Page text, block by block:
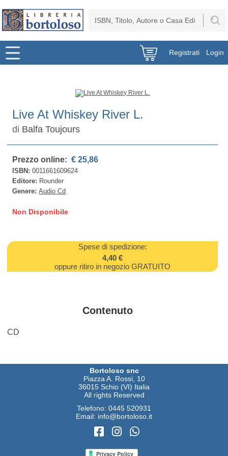
Registrati Login
Live At Whiskey River L.
di Balfa Toujours
Prezzo online: € 25,86
ISBN:0011661609624
Editore: Rounder
Genere:Audio Cd
Non Disponibile
Spese di spedizione:
4,40 €
oppure ritiro in negozio GRATUITO
Contenuto
CD
Bortoloso snc
Piazza A. Rossi, 10
36015 Schio (VI) Italia
All rights Reserved
Telefono: 0445 520931
Email: info@bortoloso.it